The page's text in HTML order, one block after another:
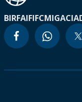
BIRFAIFIFCMIGA